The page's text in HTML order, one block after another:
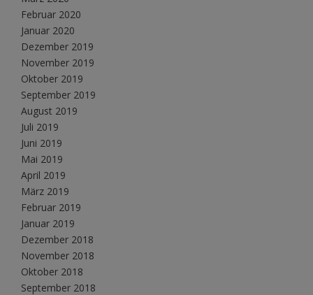
Februar 2020
Januar 2020
Dezember 2019
November 2019
Oktober 2019
September 2019
August 2019
Juli 2019
Juni 2019
Mai 2019
April 2019
März 2019
Februar 2019
Januar 2019
Dezember 2018
November 2018
Oktober 2018
September 2018